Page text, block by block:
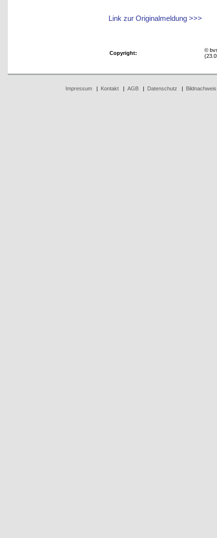
Link zur Originalmeldung >>>
Copyright:
©
Impressum| Kontakt| AGB| Datenschutz | Bildnachweis